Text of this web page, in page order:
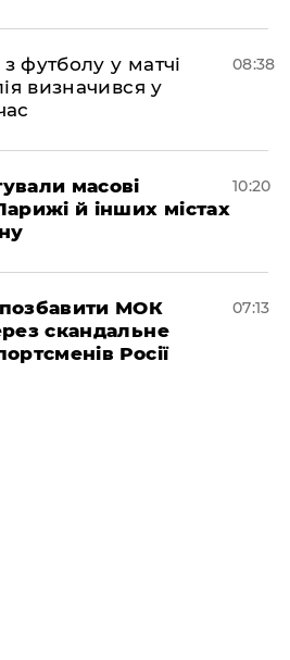
футболу у матчі
визначився у
08:38
масові
й інших містах
10:20
МОК
скандальне
Росії
07:13